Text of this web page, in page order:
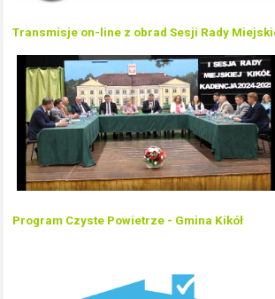
Transmisje on-line z obrad Sesji Rady
Program Czyste Powietrze - Gmina Kikół